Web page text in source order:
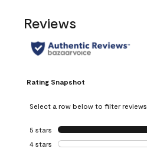
Reviews
Rating Snapshot
Select a row below to filter reviews.
5 stars stars
4 stars stars